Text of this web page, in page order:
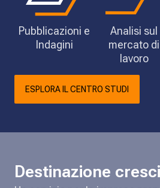
Pubblicazioni e
Indagini
Analisi sul
mercato di
lavoro
ESPLORA IL CENTRO STUDI
Destinazione